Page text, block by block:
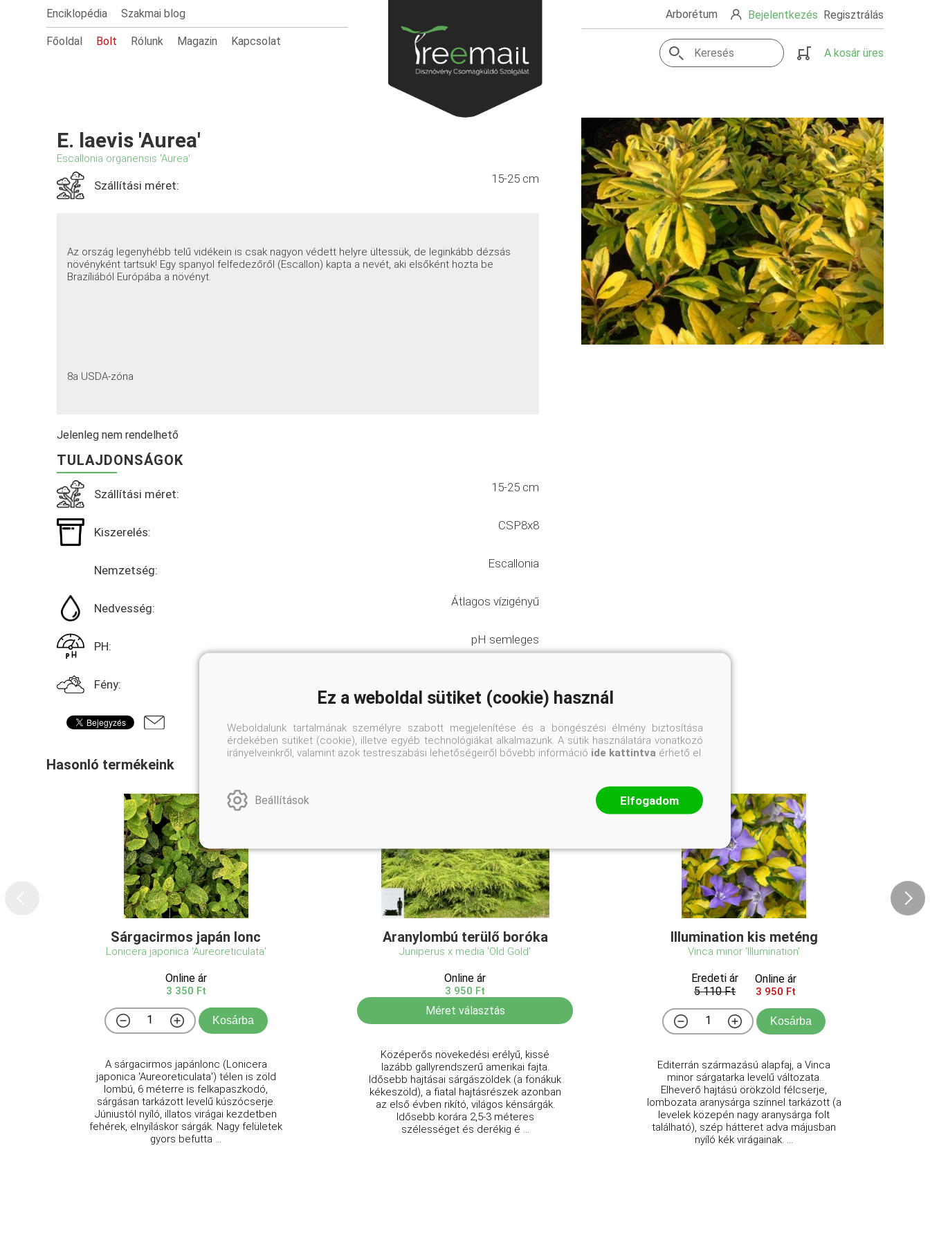
Enciklopédia Szakmai blog
Főoldal Bolt Rólunk Magazin Kapcsolat
Arborétum Bejelentkezés Regisztrálás
A kosár üres
E. laevis 'Aurea'
Escallonia organensis 'Aurea'
Szállítási méret: 15-25 cm
Az ország legenyhébb telű vidékein is csak nagyon védett helyre ültessük, de leginkább dézsás
növényként tartsuk! Egy spanyol felfedezőről (Escallon) kapta a nevét, aki elsőként hozta be
Brazíliából Európába a növényt.
8a USDA-zóna
Jelenleg nem rendelhető
TULAJDONSÁGOK
Szállítási méret: 15-25 cm
Kiszerelés: CSP8x8
Nemzetség: Escallonia
Nedvesség: Átlagos vízigényű
PH: pH semleges
Fény:
Hasonló termékeink
Sárgacirmos japán lonc
Lonicera japonica 'Aureoreticulata'
Online ár
3 350 Ft
Kosárba
A sárgacirmos japánlonc (Lonicera
japonica 'Aureoreticulata') télen is zöld
lombú, 6 méterre is felkapaszkodó,
sárgásan tarkázott levelű kúszócserje.
Júniustól nyíló, illatos virágai kezdetben
fehérek, elnyíláskor sárgák. Nagy felületek
gyors befutta ...
Aranylombú terülő boróka
Juniperus x media 'Old Gold'
Online ár
3 950 Ft
Méret választás
Középerős növekedési erélyű, kissé
lazább gallyrendszerű amerikai fajta.
Idősebb hajtásai sárgászöldek (a fonákuk
kékeszöld), a fiatal hajtásrészek azonban
az első évben rikító, világos kénsárgák.
Idősebb korára 2,5-3 méteres
szélességet és derékig é ...
Illumination kis meténg
Vinca minor 'Illumination'
Eredeti ár
5 110 Ft
Online ár
3 950 Ft
Kosárba
Editerrán származású alapfaj, a Vinca
minor sárgatarka levelű változata.
Elheverő hajtású örökzöld félcserje,
lombozata aranysárga színnel tarkázott (a
levelek közepén nagy aranysárga folt
található), szép hátteret adva májusban
nyíló kék virágainak. ...
Ez a weboldal sütiket (cookie) használ
Weboldalunk tartalmának személyre szabott megjelenítése és a böngészési élmény biztosítása
érdekében sütiket (cookie), illetve egyéb technológiákat alkalmazunk. A sütik használatára vonatkozó
irányelveinkről, valamint azok testreszabási lehetőségeiről bővebb információ ide kattintva érhető el.
Beállítások Elfogadom